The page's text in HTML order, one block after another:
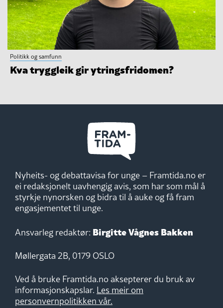
Politikk og samfunn
Kva tryggleik gir ytringsfridomen?
Nyheits- og debattavisa for unge – Framtida.no er
ei redaksjonelt uavhengig avis, som har som mål å
styrkje nynorsken og bidra til å auke og få fram
engasjementet til unge.
Ansvarleg redaktør: Birgitte Vågnes Bakken
Møllergata 2B, 0179 OSLO
Ved å bruke Framtida.no aksepterer du bruk av
informasjonskapslar. Les meir om
personvernpolitikken vår.